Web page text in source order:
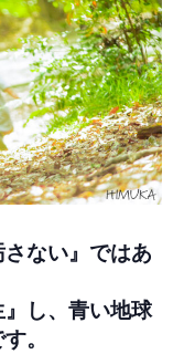
さない』ではあ
し、青い地球
。